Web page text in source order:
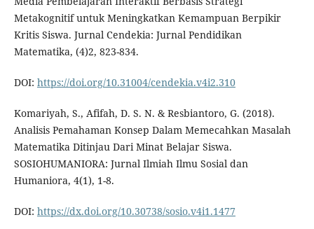
Metakognitif untuk Meningkatkan Kemampuan Berpikir
Kritis Siswa. Jurnal Cendekia: Jurnal Pendidikan
Matematika, (4)2, 823-834.
DOI: https://doi.org/10.31004/cendekia.v4i2.310
Komariyah, S., Afifah, D. S. N. & Resbiantoro, G. (2018).
Analisis Pemahaman Konsep Dalam Memecahkan Masalah
Matematika Ditinjau Dari Minat Belajar Siswa.
SOSIOHUMANIORA: Jurnal Ilmiah Ilmu Sosial dan
Humaniora, 4(1), 1-8.
DOI: https://dx.doi.org/10.30738/sosio.v4i1.1477